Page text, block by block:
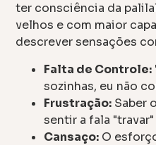
ter consciência da
velhos e com maior
descrever sensações
Falta de Controle:
sozinhas, eu não
Frustração: Saber
sentir a fala
Cansaço: O